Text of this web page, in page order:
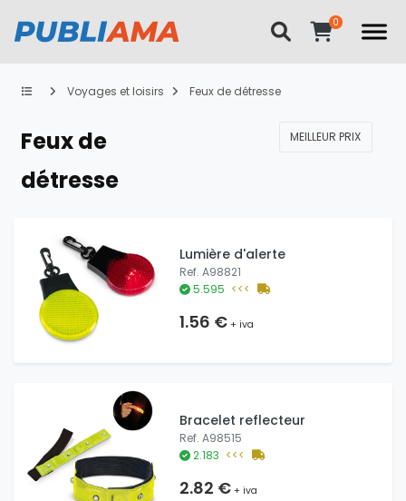
Voyages et loisirs Feux de détresse
Feux de
détresse
MEILLEUR PRIX
Lumière d'alerte
Ref. A98821
5.595 <<<
1.56 €+ iva
Bracelet reflecteur
Ref. A98515
2.183 <<<
2.82 €+ iva